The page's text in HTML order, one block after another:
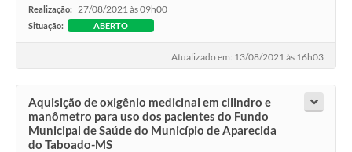
Realização: 27/08/2021 às 09h00
Situação: ABERTO
Atualizado em: 13/08/2021 às 16h03
Aquisição de oxigênio medicinal em cilindro e
manômetro para uso dos pacientes do Fundo
Municipal de Saúde do Município de Aparecida
do Taboado-MS